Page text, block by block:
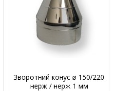
Зворотний конус ø 150/220
нерж / нерж 1 мм